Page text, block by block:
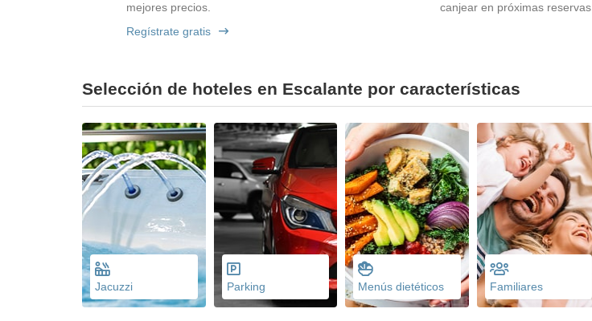
mejores precios.
Regístrate gratis
canjear en próximas reservas.
Selección de hoteles en Escalante por características
Jacuzzi Parking Menús dietéticos Familiares